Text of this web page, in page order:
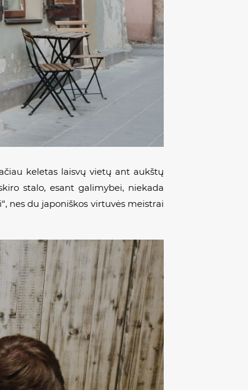
keletas laisvų vietų ant aukštų
stalo, esant galimybei, niekada
nes du japoniškos virtuvės meistrai